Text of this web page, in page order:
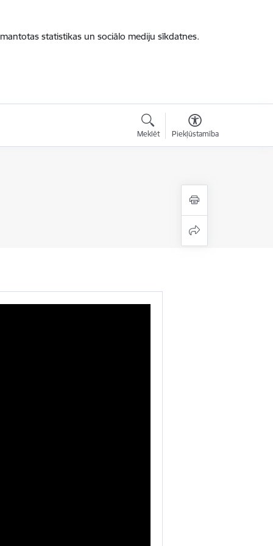
statistikas un sociālo mediju sīkdatnes.
Meklēt Piekļūstamība